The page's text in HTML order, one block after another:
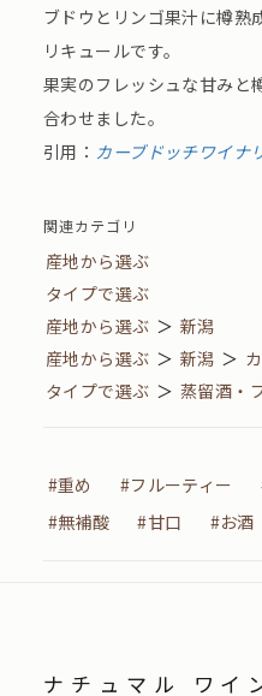
ブドウとリンゴ果汁に樽熟
リキュールです。
果実のフレッシュな甘みと
合わせました。
引用： カーブドッチワイナ
関連カテゴリ
産地から選ぶ
タイプで選ぶ
産地から選ぶ ＞ 新潟
産地から選ぶ ＞ 新潟 ＞
タイプで選ぶ ＞ 蒸留酒・
#重め #フルーティー
#無補酸
#甘口 #お酒
ナチュマル ワイ